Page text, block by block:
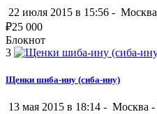
22 июля 2015 в 15:56 - Москва
₽25 000
Блокнот
3
Щенки шиба-ину (сиба-ину)
13 мая 2015 в 18:14 - Москва -